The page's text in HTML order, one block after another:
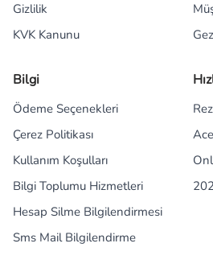
Gizlilik
KVK Kanunu
Bilgi
Ödeme Seçenekleri
Çerez Politikası
Kullanım Koşulları
Bilgi Toplumu Hizmetleri
Hesap Silme Bilgilendirmesi
Sms Mail Bilgilendirme